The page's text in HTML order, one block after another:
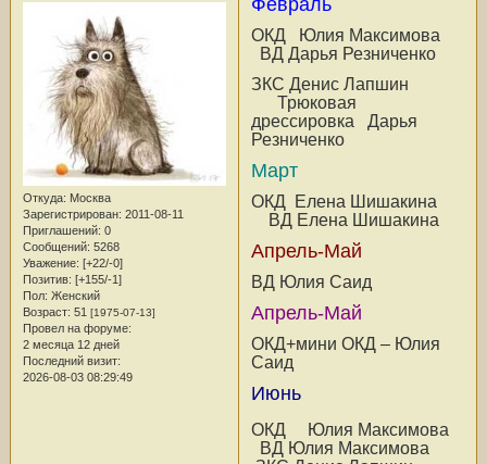
Откуда: Москва
Зарегистрирован: 2011-08-11
Приглашений: 0
Сообщений: 5268
Уважение: [+22/-0]
Позитив: [+155/-1]
Пол: Женский
Возраст: 51 [1975-07-13]
Провел на форуме:
2 месяца 12 дней
Последний визит:
2026-08-03 08:29:49
ОКД Юлия Максимова
ВД Дарья Резниченко
ЗКС Денис Лапшин
Трюковая
дрессировка Дарья
Резниченко
Март
ОКД Елена Шишакина
ВД Елена Шишакина
Апрель-Май
ВД Юлия Саид
Апрель-Май
ОКД+мини ОКД – Юлия
Саид
Июнь
ОКД Юлия Максимова
ВД Юлия Максимова